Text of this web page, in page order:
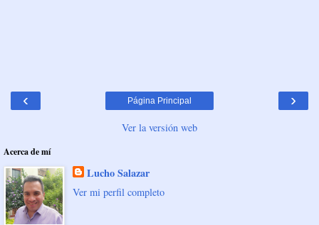
‹ ›
Página Principal
Ver la versión web
Acerca de mí
Lucho Salazar
Ver mi perfil completo